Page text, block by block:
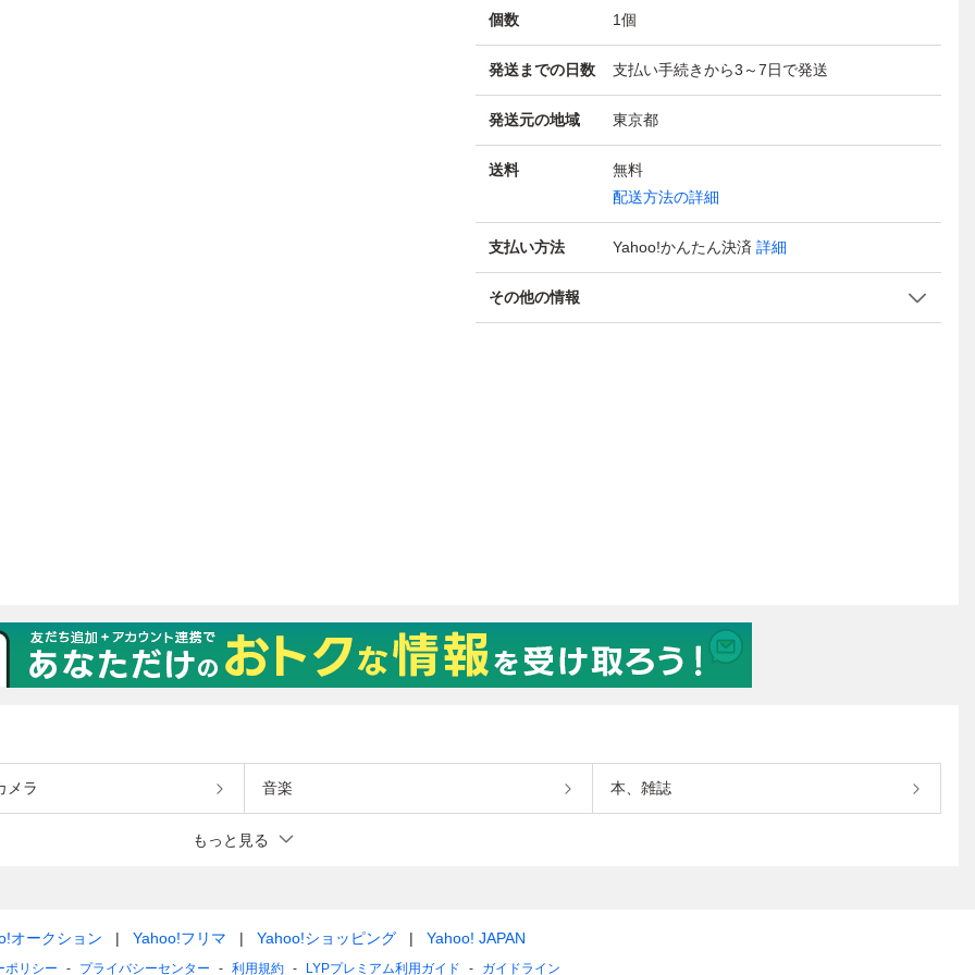
個数 1個
発送までの日数 支払い手続きから3～7日で発送
発送元の地域 東京都
送料
無料
配送方法の詳細
支払い方法 Yahoo!かんたん決済 詳細
その他の情報
メラ 音楽 本、雑誌
もっと見る
オークション Yahoo!フリマ Yahoo!ショッピング Yahoo! JAPAN
ポリシー プライバシーセンター 利用規約 LYPプレミアム利用ガイド ガイドライン